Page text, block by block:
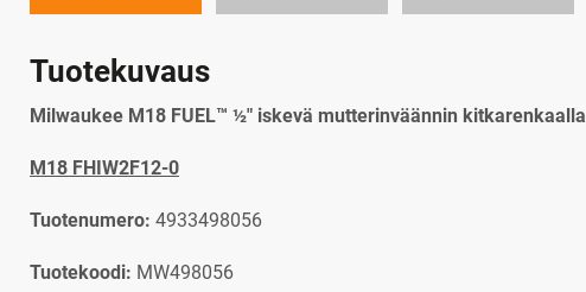
Tuotekuvaus
Milwaukee M18 FUEL™ ½″ iskevä mutterinväännin kitkarenkaalla
M18 FHIW2F12-0
Tuotenumero: 4933498056
Tuotekoodi: MW498056